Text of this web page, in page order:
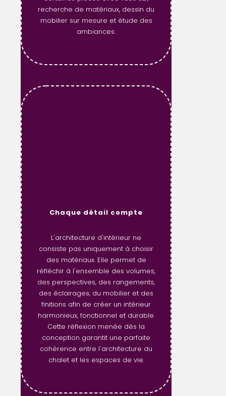
recherche de matériaux, dessin du
mobilier sur mesure et étude des
ambiances.
Chaque détail compte
L'architecture d'intérieur ne
consiste pas uniquement à choisir
des matériaux. Elle permet de
réfléchir à l'ensemble des volumes,
des perspectives, des rangements,
des éclairages, du mobilier et des
finitions afin de créer un intérieur
harmonieux, fonctionnel et durable.
Cette réflexion menée dès la
conception garantit une parfaite
cohérence entre l'architecture du
chalet et les espaces de vie.